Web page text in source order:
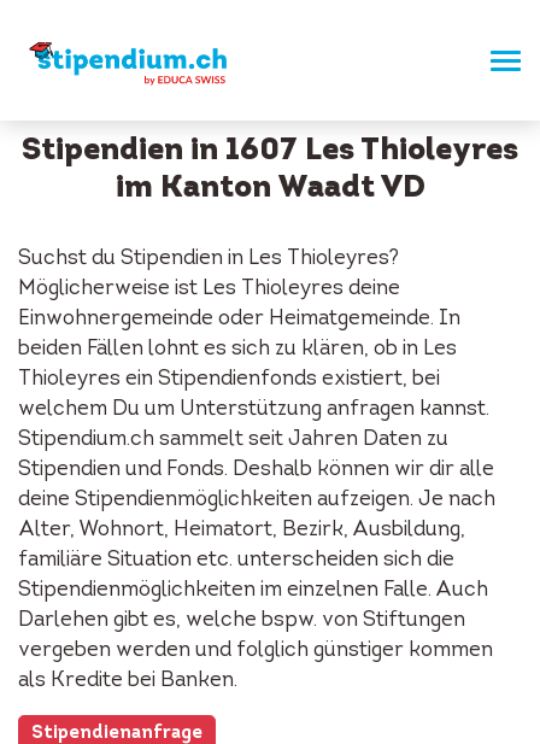
Stipendien in 1607 Les Thioleyres
im Kanton Waadt VD
Suchst du Stipendien in Les Thioleyres?
Möglicherweise ist Les Thioleyres deine
Einwohnergemeinde oder Heimatgemeinde. In
beiden Fällen lohnt es sich zu klären, ob in Les
Thioleyres ein Stipendienfonds existiert, bei
welchem Du um Unterstützung anfragen kannst.
Stipendium.ch sammelt seit Jahren Daten zu
Stipendien und Fonds. Deshalb können wir dir alle
deine Stipendienmöglichkeiten aufzeigen. Je nach
Alter, Wohnort, Heimatort, Bezirk, Ausbildung,
familiäre Situation etc. unterscheiden sich die
Stipendienmöglichkeiten im einzelnen Falle. Auch
Darlehen gibt es, welche bspw. von Stiftungen
vergeben werden und folglich günstiger kommen
als Kredite bei Banken.
Stipendienanfrage